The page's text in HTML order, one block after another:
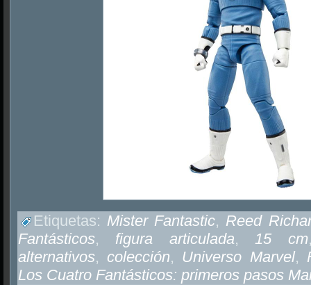
Etiquetas: Mister Fantastic, Reed
Fantásticos, figura articulada,15 cm
alternativos, colección, Universo Marvel,
Los Cuatro Fantásticos: primeros pasos